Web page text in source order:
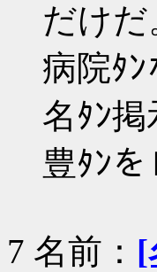
だけ
病院ﾀ
名ﾀﾝ
豊ﾀﾝ
7 名前： [